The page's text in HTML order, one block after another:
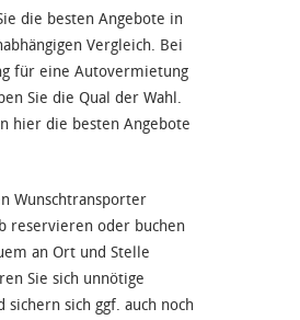
die besten Angebote in
Vergleich. Bei
für eine Autovermietung
Sie die Qual der Wahl.
hier die besten Angebote
Wunschtransporter
reservieren oder buchen
an Ort und Stelle
Sie sich unnötige
sichern sich ggf. auch noch